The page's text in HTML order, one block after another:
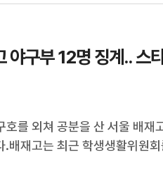
야구부 12명 징계.. 스
를 외쳐 공분을 산 서울 배재
.배재고는 최근 학생생활위원